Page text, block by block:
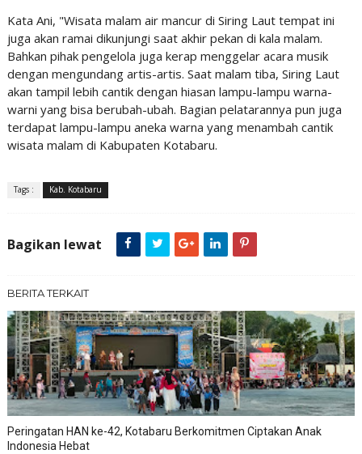
Kata Ani, "Wisata malam air mancur di Siring Laut tempat ini
juga akan ramai dikunjungi saat akhir pekan di kala malam.
Bahkan pihak pengelola juga kerap menggelar acara musik
dengan mengundang artis-artis. Saat malam tiba, Siring Laut
akan tampil lebih cantik dengan hiasan lampu-lampu warna-
warni yang bisa berubah-ubah. Bagian pelatarannya pun juga
terdapat lampu-lampu aneka warna yang menambah cantik
wisata malam di Kabupaten Kotabaru.
Tags : Kab. Kotabaru
Bagikan lewat
BERITA TERKAIT
Peringatan HAN ke-42, Kotabaru Berkomitmen Ciptakan Anak
Indonesia Hebat